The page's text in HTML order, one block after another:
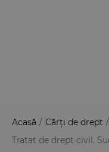
Acasă / Cărți de drept /
Tratat de drept civil.